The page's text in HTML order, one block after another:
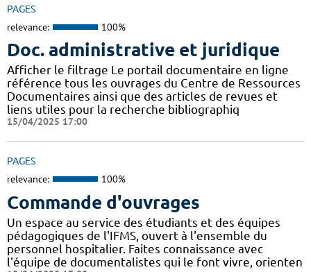
PAGES
relevance: 100%
Doc. administrative et juridique
Afficher le filtrage Le portail documentaire en ligne
référence tous les ouvrages du Centre de Ressources
Documentaires ainsi que des articles de revues et
liens utiles pour la recherche bibliographiq
15/04/2025 17:00
PAGES
relevance: 100%
Commande d'ouvrages
Un espace au service des étudiants et des équipes
pédagogiques de l'IFMS, ouvert à l'ensemble du
personnel hospitalier. Faites connaissance avec
l'équipe de documentalistes qui le font vivre, orienten